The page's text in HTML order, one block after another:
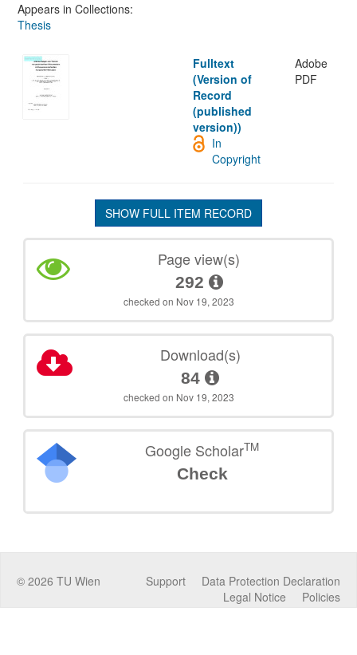
Appears in Collections:
Thesis
Fulltext
(Version of
Record
(published
version))
Adobe
PDF
In
Copyright
SHOW FULL ITEM RECORD
Page view(s)
292
checked on Nov 19, 2023
Download(s)
84
checked on Nov 19, 2023
Google ScholarTM
Check
© 2026 TU Wien Data Protection Declaration
Support
Policies
Legal Notice